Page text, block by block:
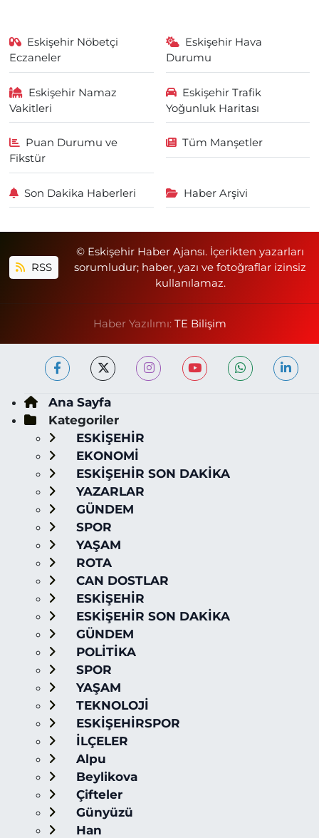
Eskişehir Nöbetçi
Eczaneler
Eskişehir Hava
Durumu
Eskişehir Namaz
Vakitleri
Eskişehir Trafik
Yoğunluk Haritası
Puan Durumu ve
Fikstür
Tüm Manşetler
Son Dakika Haberleri Haber Arşivi
RSS
© Eskişehir Haber Ajansı. İçerikten yazarları
sorumludur; haber, yazı ve fotoğraflar izinsiz
kullanılamaz.
Haber Yazılımı: TE Bilişim
Ana Sayfa
Kategoriler
ESKİŞEHİR
EKONOMİ
ESKİŞEHİR SON DAKİKA
YAZARLAR
GÜNDEM
SPOR
YAŞAM
ROTA
CAN DOSTLAR
ESKİŞEHİR
ESKİŞEHİR SON DAKİKA
GÜNDEM
POLİTİKA
SPOR
YAŞAM
TEKNOLOJİ
ESKİŞEHİRSPOR
İLÇELER
Alpu
Beylikova
Çifteler
Günyüzü
Han